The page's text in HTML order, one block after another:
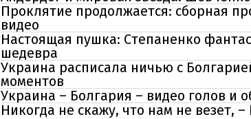
Проклятие продолжается: сборная
видео
Настоящая пушка: Степаненко
шедевра
Украина расписала ничью с
моментов
Украина – Болгария – видео голов и
Никогда не скажу, что нам не везет,